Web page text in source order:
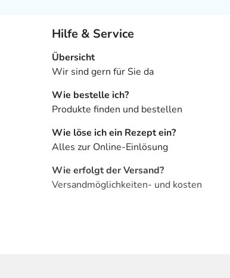
Hilfe & Service
Übersicht
Wir sind gern für Sie da
Wie bestelle ich?
Produkte finden und bestellen
Wie löse ich ein Rezept ein?
Alles zur Online-Einlösung
Wie erfolgt der Versand?
Versandmöglichkeiten- und kosten